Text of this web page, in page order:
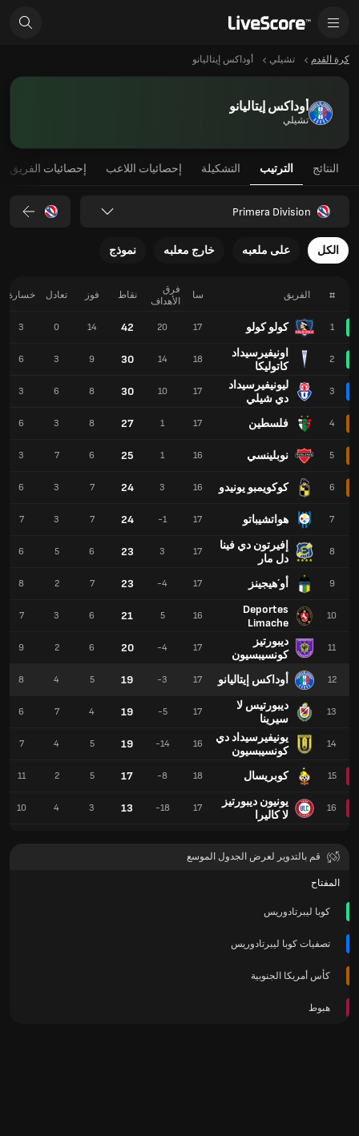
كرة القدم تشيلي أوداكس إيتاليانو
أوداكس إيتاليانو
تشيلي
النتائج الترتيب التشكيلة إحصائيات اللاعب إحصائيات الفريق
Primera Division
الكل على ملعبه خارج معلبه نموذج
# الفريق
1 كولو كولو
2
اونيفيرسيداد
كاتوليكا
3
ليونيفيرسيداد
دي شيلي
4 فلسطين
5 نوبلينسي
6 كوكويمبو يونيدو
7 هواتشيباتو
8
إفيرتون دي فينا
دل مار
9 أو´هيجينز
10
Deportes
Limache
11
ديبورتيز
كونسيبسيون
12 أوداكس إيتاليانو
13
ديبورتيس لا
سيرينا
14
يونيفيرسيداد دي
كونسيبسيون
15 كوبريسال
16
يونيون ديبورتيز
لا كاليرا
سا
فرق
الأهداف
نقاط فوز تعادل خسارة
17
20
42
14
0
3
18
14
30
9
3
6
17
10
30
8
6
3
17
1
27
8
3
6
16
1
25
6
7
3
16
3
24
7
3
6
17
-1
24
7
3
7
17
3
23
6
5
6
17
-4
23
7
2
8
16
5
21
6
3
7
17
-4
20
6
2
9
17
-3
19
5
4
8
17
-5
19
4
7
6
16
-14
19
5
4
7
18
-8
17
5
2
11
17
-18
13
3
4
10
قم بالتدوير لعرض الجدول الموسع
المفتاح
كوبا ليبرتادوريس
تصفيات كوبا ليبرتادوريس
كأس أمريكا الجنوبية
هبوط